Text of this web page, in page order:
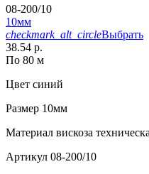
08-200/10
10мм
checkmark_alt_circleВыбрать
38.54 р.
По 80 м
Цвет синий
Размер 10мм
Материал вискоза
Артикул 08-200/10